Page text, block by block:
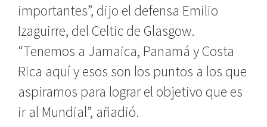
importantes”, dijo el defensa Emilio
Izaguirre, del Celtic de Glasgow.
“Tenemos a Jamaica, Panamá y Costa
Rica aquí y esos son los puntos a los que
aspiramos para lograr el objetivo que es
ir al Mundial”, añadió.